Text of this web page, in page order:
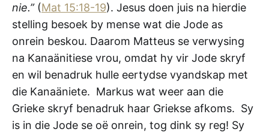
nie.”(Mat 15:18-19). Jesus doen juis na hierdie
stelling besoek by mense wat die Jode as
onrein beskou. Daarom Matteus se verwysing
na Kanaänitiese vrou, omdat hy vir Jode skryf
en wil benadruk hulle eertydse vyandskap met
die Kanaäniete. Markus wat weer aan die
Grieke skryf benadruk haar Griekse afkoms. Sy
is in die Jode se oë onrein, tog dink sy reg! Sy